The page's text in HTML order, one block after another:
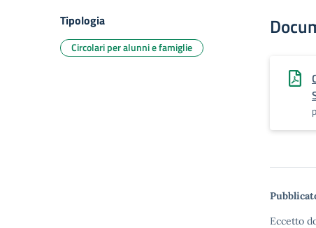
Eccetto
Tipologia
Circolari per alunni e famiglie